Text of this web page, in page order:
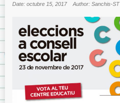
Date: octubre 15, 2017 Author: Sanchis-ST